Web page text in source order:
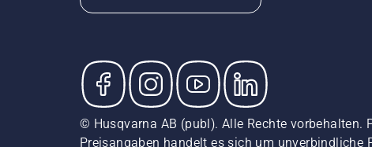
© Husqvarna AB (publ). Alle Rechte vorbehalten.
Preisangaben handelt es sich um unverbindliche